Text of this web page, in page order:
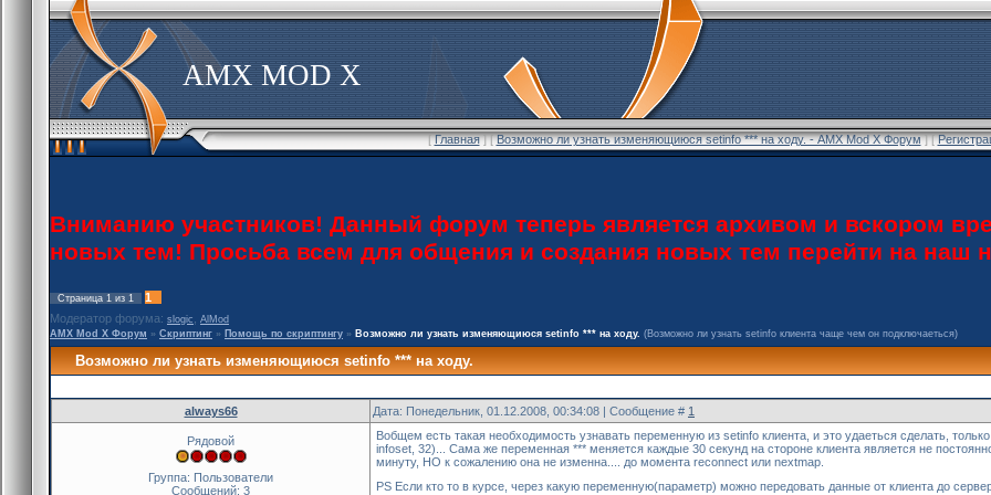
AMX MOD X
[Главная] [Возможно ли узнать изменяющиюся setinfo *** на ходу. - AMX Mod X Форум] [
Вниманию участников! Данный форум теперь является архивом и вскором
новых тем! Просьба всем для общения и создания новых тем перейти на
Страница 1 из 1
1
Модератор форума: slogic
AlMod
AMX Mod X Форум » Скриптинг » Помощь по скриптингу » Возможно ли узнать изменяющиюся setinfo *** на ходу. (Возможно ли узнать setinfo клиента чаще чем он подключаеться)
Возможно ли узнать изменяющиюся setinfo *** на ходу.
always66 Дата: Понедельник, 01.12.2008, 00:34:08 | Сообщение # 1
Рядовой
Группа: Пользователи
Сообщений: 3
Вобщем есть такая необходимость узнавать переменную из setinfo клиента, и это удаеться сделать,
infoset, 32)... Сама же переменная *** меняется каждые 30 секунд на стороне клиента является не
минуту, НО к сожалению она не изменна.... до момента reconnect или nextmap.
PS Если кто то в курсе, через какую переменную(параметр) можно передовать данные от клиента до